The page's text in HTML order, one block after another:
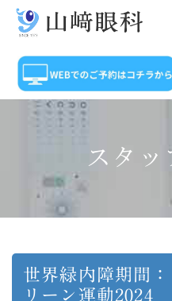
スタッ
世界緑内障期間
リーン運動2024